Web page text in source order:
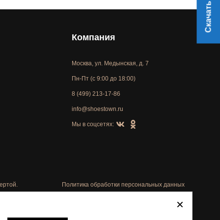
Компания
Москва, ул. Медынская, д. 7
Пн-Пт (с 9:00 до 18:00)
8 (499) 213-17-86
info@shoestown.ru
Мы в соцсетях:
Политика обработки персональных данных